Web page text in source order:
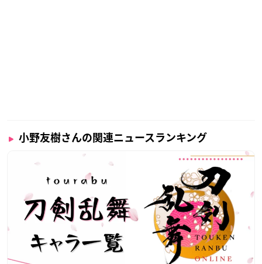
小野友樹さんの関連ニュースランキング